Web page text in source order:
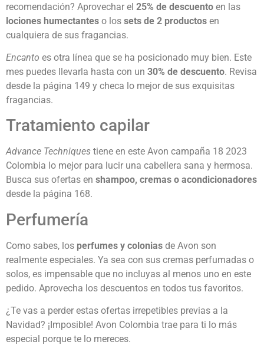
recomendación? Aprovechar el 25% de descuento en las
lociones humectantes o los sets de 2 productos en
cualquiera de sus fragancias.
Encanto es otra línea que se ha posicionado muy bien. Este
mes puedes llevarla hasta con un 30% de descuento. Revisa
desde la página 149 y checa lo mejor de sus exquisitas
fragancias.
Tratamiento capilar
Advance Techniques tiene en este Avon campaña 18 2023
Colombia lo mejor para lucir una cabellera sana y hermosa.
Busca sus ofertas en shampoo, cremas o acondicionadores
desde la página 168.
Perfumería
Como sabes, los perfumes y colonias de Avon son
realmente especiales. Ya sea con sus cremas perfumadas o
solos, es impensable que no incluyas al menos uno en este
pedido. Aprovecha los descuentos en todos tus favoritos.
¿Te vas a perder estas ofertas irrepetibles previas a la
Navidad? ¡Imposible! Avon Colombia trae para ti lo más
especial porque te lo mereces.